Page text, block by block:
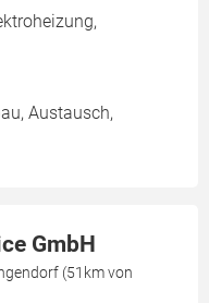
Austausch,
GmbH
(51km von